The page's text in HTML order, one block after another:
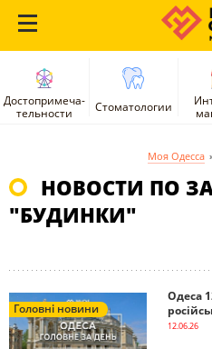
Достопримеча-
тельности
Стоматологии
Моя Одесса
НОВОСТИ ПО
"БУДИНКИ"
Головні новини
Одеса
12.06.26